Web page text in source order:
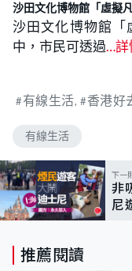
沙田文化博物館「虛擬
沙田文化博物館「
中，市民可透過…詳
有線生活 香港好
有線生活
下一
非
尼
推薦閱讀